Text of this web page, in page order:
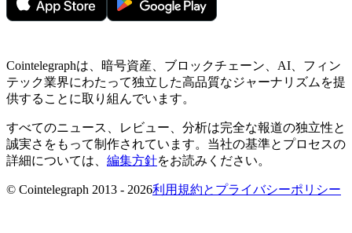
Cointelegraphは、暗号資産、ブロックチェーン、AI、フィン
テック業界にわたって独立した高品質なジャーナリズムを提
供することに取り組んでいます。
すべてのニュース、レビュー、分析は完全な報道の独立性と
誠実さをもって制作されています。当社の基準とプロセスの
詳細については、 編集方針をお読みください。
© Cointelegraph 2013 - 2026利用規約とプライバシーポリシー